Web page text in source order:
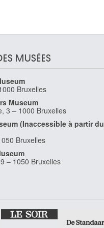
MUSÉES
Bruxelles
Museum
3 – 1000 Bruxelles
(Inaccessible à partir du
Bruxelles
– 1050 Bruxelles